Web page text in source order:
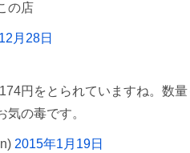
の店
月28日
円をとられていますね。数量
の毒です。
2015年1月19日